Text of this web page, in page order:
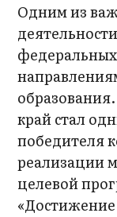
Одним из
край стал
победителя
реализации
целевой
«Достижение